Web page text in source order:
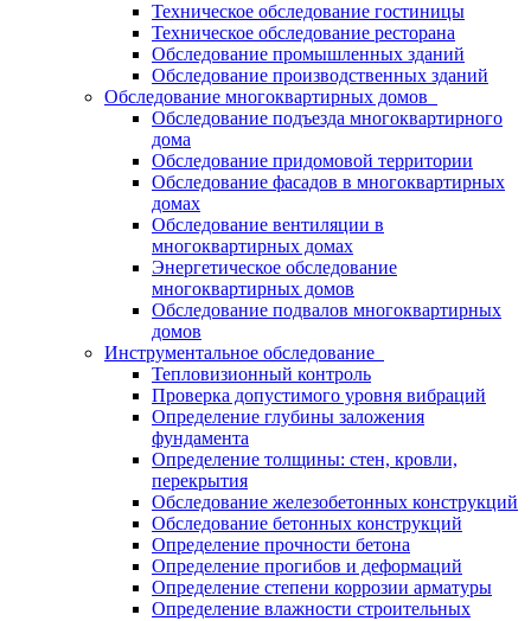
Техническое обследование гостиницы
Техническое обследование ресторана
Обследование промышленных зданий
Обследование производственных зданий
Обследование многоквартирных домов
Обследование подъезда многоквартирного
дома
Обследование придомовой территории
Обследование фасадов в многоквартирных
домах
Обследование вентиляции в
многоквартирных домах
Энергетическое обследование
многоквартирных домов
Обследование подвалов многоквартирных
домов
Инструментальное обследование
Тепловизионный контроль
Проверка допустимого уровня вибраций
Определение глубины заложения
фундамента
Определение толщины: стен, кровли,
перекрытия
Обследование железобетонных конструкций
Обследование бетонных конструкций
Определение прочности бетона
Определение прогибов и деформаций
Определение степени коррозии арматуры
Определение влажности строительных